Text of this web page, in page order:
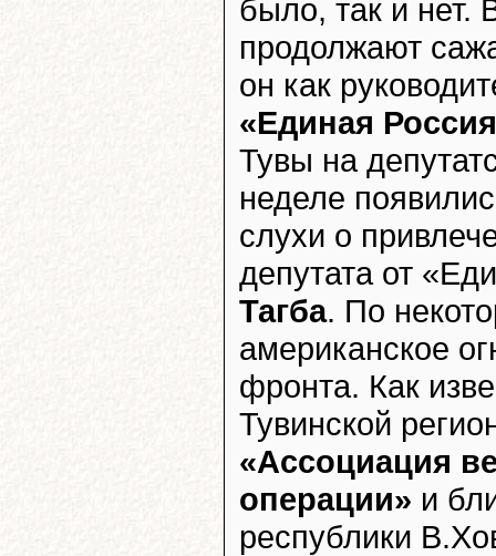
было, так и нет.
продолжают
он как
«Единая
Тувы на
неделе
слухи о
депутата от
Тагба. По
американское
фронта. Как
Тувинской
«Ассоциация
операции» и
республики